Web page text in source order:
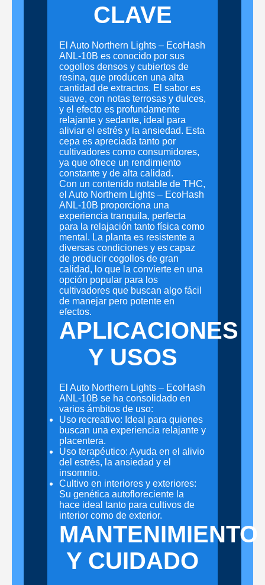
CLAVE
El Auto Northern Lights – EcoHash
ANL-10B es conocido por sus
cogollos densos y cubiertos de
resina, que producen una alta
cantidad de extractos. El sabor es
suave, con notas terrosas y dulces,
y el efecto es profundamente
relajante y sedante, ideal para
aliviar el estrés y la ansiedad. Esta
cepa es apreciada tanto por
cultivadores como consumidores,
ya que ofrece un rendimiento
constante y de alta calidad.
Con un contenido notable de THC,
el Auto Northern Lights – EcoHash
ANL-10B proporciona una
experiencia tranquila, perfecta
para la relajación tanto física como
mental. La planta es resistente a
diversas condiciones y es capaz
de producir cogollos de gran
calidad, lo que la convierte en una
opción popular para los
cultivadores que buscan algo fácil
de manejar pero potente en
efectos.
APLICACIONES
Y USOS
El Auto Northern Lights – EcoHash
ANL-10B se ha consolidado en
varios ámbitos de uso:
Uso recreativo: Ideal para quienes
buscan una experiencia relajante y
placentera.
Uso terapéutico: Ayuda en el alivio
del estrés, la ansiedad y el
insomnio.
Cultivo en interiores y exteriores:
Su genética autofloreciente la
hace ideal tanto para cultivos de
interior como de exterior.
MANTENIMIENTO
Y CUIDADO